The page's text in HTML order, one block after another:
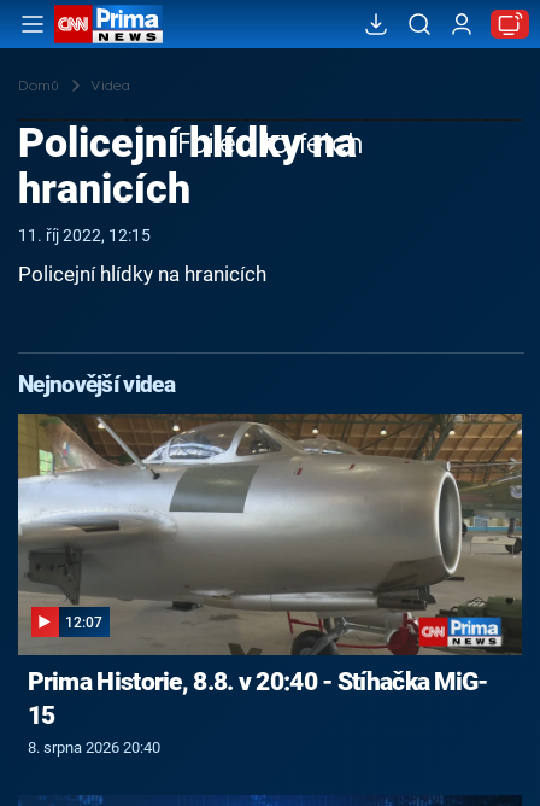
Domů Videa
Failed to fetch
Policejní hlídky na
hranicích
11. říj 2022, 12:15
Policejní hlídky na hranicích
Nejnovější videa
12:07
Prima Historie, 8.8. v 20:40 - Stíhačka MiG-
15
8. srpna 2026 20:40